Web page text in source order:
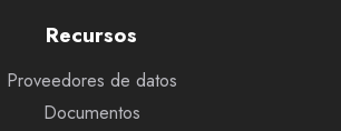
Recursos
Proveedores de datos
Documentos